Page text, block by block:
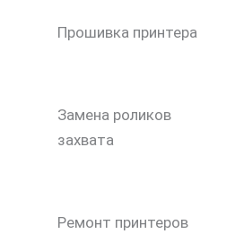
Прошивка принтера
Замена роликов
захвата
Ремонт принтеров